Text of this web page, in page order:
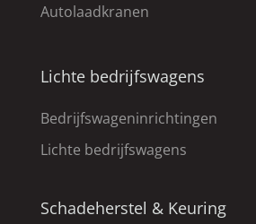
Autolaadkranen
Lichte bedrijfswagens
Bedrijfswageninrichtingen
Lichte bedrijfswagens
Schadeherstel & Keuring